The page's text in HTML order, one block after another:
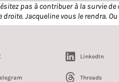
pas à contribuer à la survie
Jacqueline vous le rendra. Ou
LinkedIn
Threads